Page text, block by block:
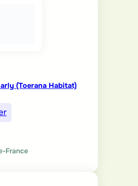
(Toerana Habitat)
France